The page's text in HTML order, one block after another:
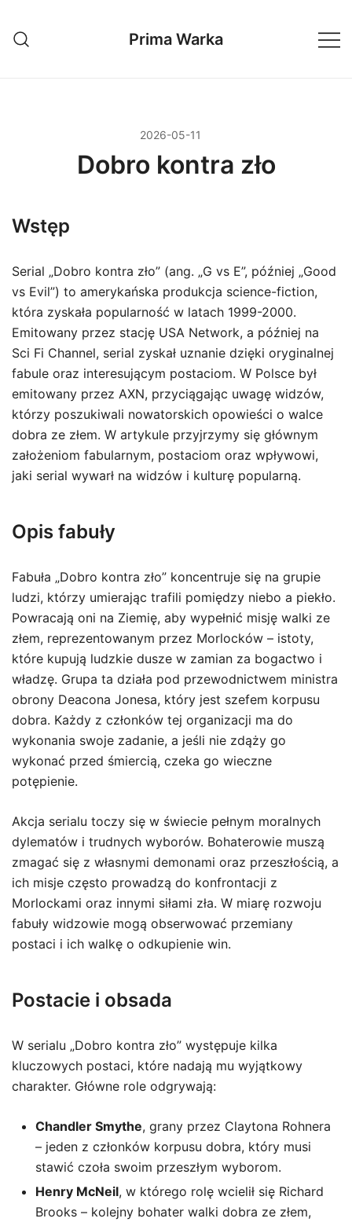
treści
Prima Warka
2026-05-11
Dobro kontra zło
Wstęp
Serial „Dobro kontra zło” (ang. „G vs E”, później „Good
vs Evil”) to amerykańska produkcja science-fiction,
która zyskała popularność w latach 1999-2000.
Emitowany przez stację USA Network, a później na
Sci Fi Channel, serial zyskał uznanie dzięki oryginalnej
fabule oraz interesującym postaciom. W Polsce był
emitowany przez AXN, przyciągając uwagę widzów,
którzy poszukiwali nowatorskich opowieści o walce
dobra ze złem. W artykule przyjrzymy się głównym
założeniom fabularnym, postaciom oraz wpływowi,
jaki serial wywarł na widzów i kulturę popularną.
Opis fabuły
Fabuła „Dobro kontra zło” koncentruje się na grupie
ludzi, którzy umierając trafili pomiędzy niebo a piekło.
Powracają oni na Ziemię, aby wypełnić misję walki ze
złem, reprezentowanym przez Morlocków – istoty,
które kupują ludzkie dusze w zamian za bogactwo i
władzę. Grupa ta działa pod przewodnictwem ministra
obrony Deacona Jonesa, który jest szefem korpusu
dobra. Każdy z członków tej organizacji ma do
wykonania swoje zadanie, a jeśli nie zdąży go
wykonać przed śmiercią, czeka go wieczne
potępienie.
Akcja serialu toczy się w świecie pełnym moralnych
dylematów i trudnych wyborów. Bohaterowie muszą
zmagać się z własnymi demonami oraz przeszłością, a
ich misje często prowadzą do konfrontacji z
Morlockami oraz innymi siłami zła. W miarę rozwoju
fabuły widzowie mogą obserwować przemiany
postaci i ich walkę o odkupienie win.
Postacie i obsada
W serialu „Dobro kontra zło” występuje kilka
kluczowych postaci, które nadają mu wyjątkowy
charakter. Główne role odgrywają:
Chandler Smythe, grany przez Claytona Rohnera
– jeden z członków korpusu dobra, który musi
stawić czoła swoim przeszłym wyborom.
Henry McNeil, w którego rolę wcielił się Richard
Brooks – kolejny bohater walki dobra ze złem,